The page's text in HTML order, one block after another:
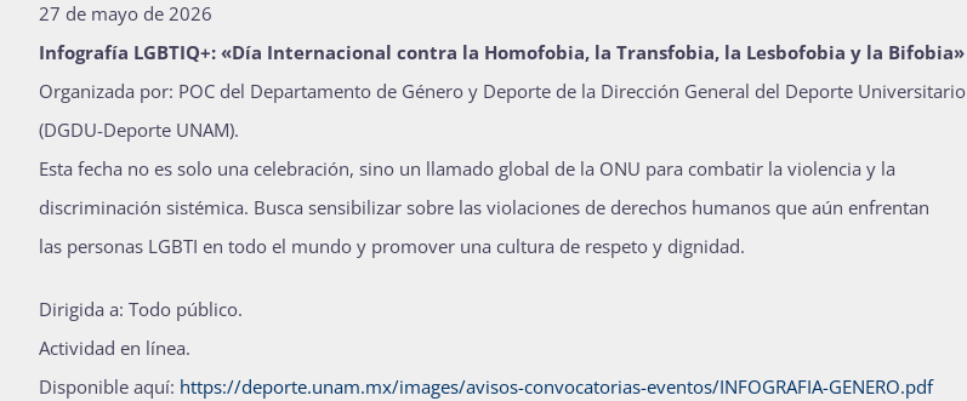
27 de mayo de 2026
Infografía LGBTIQ+: «Día Internacional contra la Homofobia, la Transfobia, la Lesbofobia y la Bifobia»
Organizada por: POC del Departamento de Género y Deporte de la Dirección General del Deporte Universitario
(DGDU-Deporte UNAM).
Esta fecha no es solo una celebración, sino un llamado global de la ONU para combatir la violencia y la
discriminación sistémica. Busca sensibilizar sobre las violaciones de derechos humanos que aún enfrentan
las personas LGBTI en todo el mundo y promover una cultura de respeto y dignidad.
Dirigida a: Todo público.
Actividad en línea.
Disponible aquí: https://deporte.unam.mx/images/avisos-convocatorias-eventos/INFOGRAFIA-GENERO.pdf